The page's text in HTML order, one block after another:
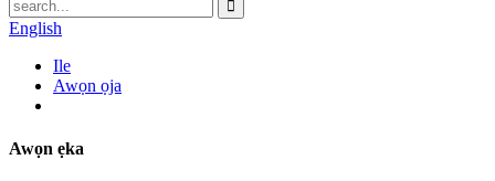
English
Ile
Awọn ọja
Awọn ẹka